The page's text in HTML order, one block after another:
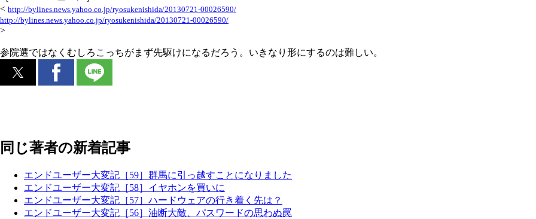
< http://bylines.news.yahoo.co.jp/ryosukenishida/20130721-00026590/
http://bylines.news.yahoo.co.jp/ryosukenishida/20130721-00026590/
>
参院選ではなくむしろこっちがまず先駆けになるだろう。いきなり形にするのは難しい。
同じ著者の新着記事
エンドユーザー大変記［59］群馬に引っ越すことになりました
エンドユーザー大変記［58］イヤホンを買いに
エンドユーザー大変記［57］ハードウェアの行き着く先は？
エンドユーザー大変記［56］油断大敵、パスワードの思わぬ罠